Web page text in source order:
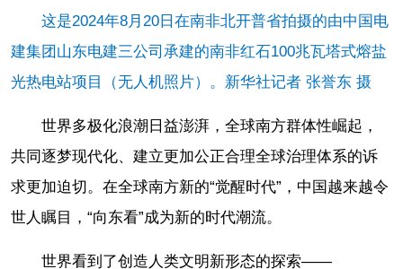
这是2024年8月20日在南非北开普省拍摄的由中国电
建集团山东电建三公司承建的南非红石100兆瓦塔式熔盐
光热电站项目（无人机照片）。新华社记者 张誉东 摄
世界多极化浪潮日益澎湃，全球南方群体性崛起，
共同逐梦现代化、建立更加公正合理全球治理体系的诉
求更加迫切。在全球南方新的“觉醒时代”，中国越来越令
世人瞩目，“向东看”成为新的时代潮流。
世界看到了创造人类文明新形态的探索——